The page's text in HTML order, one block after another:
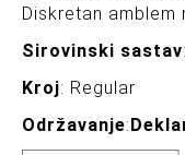
Diskretan amblem
Sirovinski sastav
Kroj: Regular
Održavanje: